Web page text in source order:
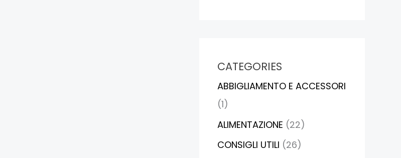
CATEGORIES
ABBIGLIAMENTO E ACCESSORI
(1)
ALIMENTAZIONE (22)
CONSIGLI UTILI (26)